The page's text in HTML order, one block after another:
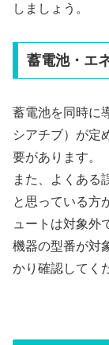
しましょう。
蓄電池・エ
蓄電池を同時に
シアチブ）が定
要があります。
また、よくある
と思っている方
ュートは対象外
機器の型番が対
かり確認してく